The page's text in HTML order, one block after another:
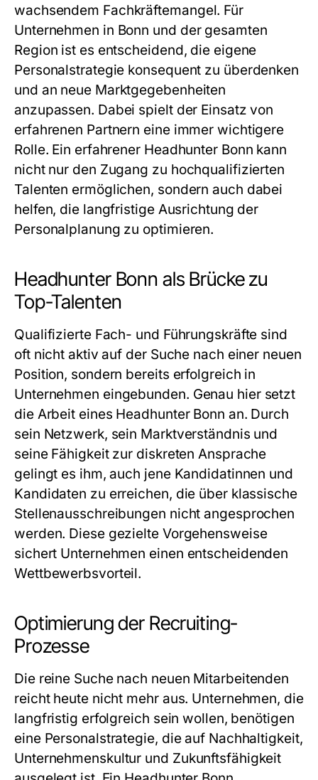
wachsendem Fachkräftemangel. Für
Unternehmen in Bonn und der gesamten
Region ist es entscheidend, die eigene
Personalstrategie konsequent zu überdenken
und an neue Marktgegebenheiten
anzupassen. Dabei spielt der Einsatz von
erfahrenen Partnern eine immer wichtigere
Rolle. Ein erfahrener Headhunter Bonn kann
nicht nur den Zugang zu hochqualifizierten
Talenten ermöglichen, sondern auch dabei
helfen, die langfristige Ausrichtung der
Personalplanung zu optimieren.
Headhunter Bonn als Brücke zu
Top-Talenten
Qualifizierte Fach- und Führungskräfte sind
oft nicht aktiv auf der Suche nach einer neuen
Position, sondern bereits erfolgreich in
Unternehmen eingebunden. Genau hier setzt
die Arbeit eines Headhunter Bonn an. Durch
sein Netzwerk, sein Marktverständnis und
seine Fähigkeit zur diskreten Ansprache
gelingt es ihm, auch jene Kandidatinnen und
Kandidaten zu erreichen, die über klassische
Stellenausschreibungen nicht angesprochen
werden. Diese gezielte Vorgehensweise
sichert Unternehmen einen entscheidenden
Wettbewerbsvorteil.
Optimierung der Recruiting-
Prozesse
Die reine Suche nach neuen Mitarbeitenden
reicht heute nicht mehr aus. Unternehmen, die
langfristig erfolgreich sein wollen, benötigen
eine Personalstrategie, die auf Nachhaltigkeit,
Unternehmenskultur und Zukunftsfähigkeit